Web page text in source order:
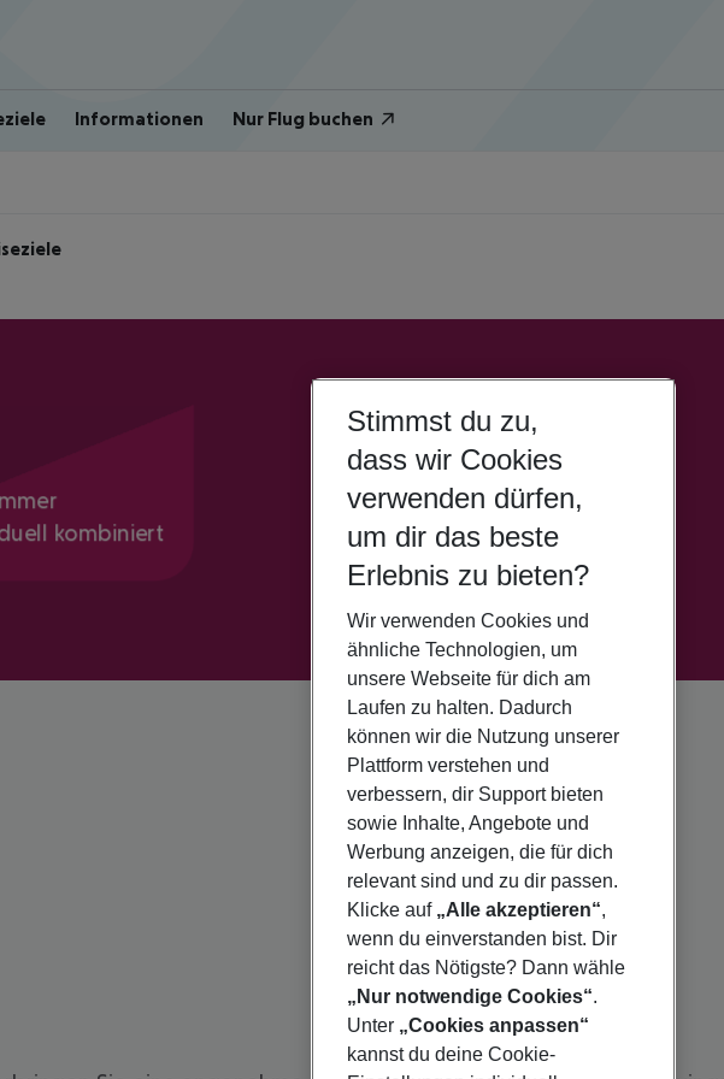
Informationen Nur Flug buchen
kombiniert
Stimmst du zu,
dass wir Cookies
verwenden dürfen,
um dir das beste
Erlebnis zu bieten?
Wir verwenden Cookies und
ähnliche Technologien, um
unsere Webseite für dich am
Laufen zu halten. Dadurch
können wir die Nutzung unserer
Plattform verstehen und
verbessern, dir Support bieten
sowie Inhalte, Angebote und
Werbung anzeigen, die für dich
relevant sind und zu dir passen.
Klicke auf „Alle akzeptieren“,
wenn du einverstanden bist. Dir
reicht das Nötigste? Dann wähle
„Nur notwendige Cookies“.
Unter „Cookies anpassen“
kannst du deine Cookie-